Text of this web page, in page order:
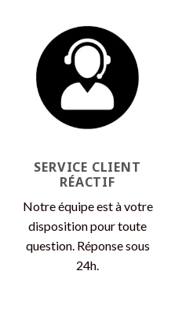
SERVICE CLIENT
RÉACTIF
Notre équipe est à votre
disposition pour toute
question. Réponse sous
24h.